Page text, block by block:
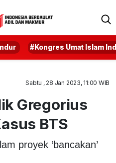
#Kongres Umat Islam
Sabtu , 28 Jan 2023, 11:00 WIB
Gregorius
BTS
proyek ‘bancakan’